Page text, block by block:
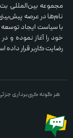
نام‌ها در عرصه
خود را آغاز نموده و
رضایت کاربر قرار داده
هر گونه کپی‌برداری